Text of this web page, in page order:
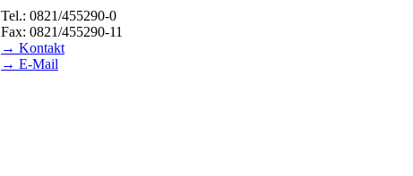
Tel.: 0821/455290-0
Fax: 0821/455290-11
→ Kontakt
→ E-Mail